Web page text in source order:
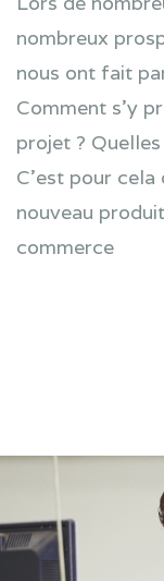
nombreux
nous ont fait
Comment s’y
projet ?
C’est pour
nouveau
commerce